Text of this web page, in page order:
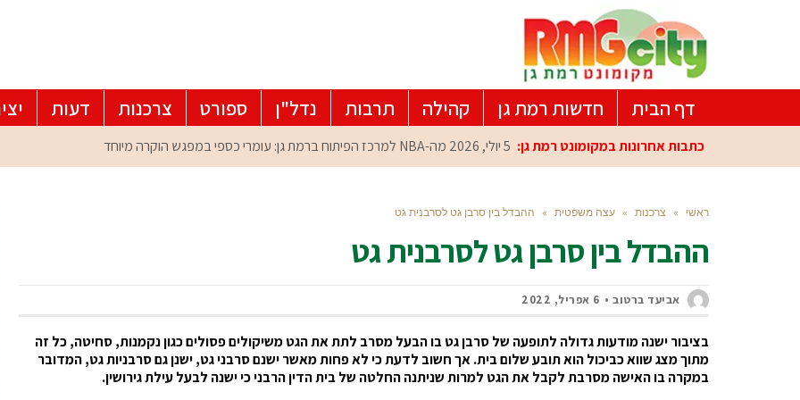
דף הבית חדשות רמת גן קהילה תרבות נדל"ן ספורט צרכנות דעות
כתבות אחרונות במקומונט רמת גן: 5 יולי, 2026 מה-NBA למרכז הפיתוח ברמת גן: עומרי כספי במפגש הוקרה מיוחד
ראשי » צרכנות » עצה משפטית » ההבדל בין סרבן גט לסרבנית גט
ההבדל בין סרבן גט לסרבנית גט
אביעד ברטוב 6 אפריל, 2022
בציבור ישנה מודעות גדולה לתופעה של סרבן גט בו הבעל מסרב לתת את הגט משיקולים פסולים כגון נקמנות, סחיטה, כל זה
מתוך מצג שווא כביכול הוא תובע שלום בית. אך חשוב לדעת כי לא פחות מאשר ישנם סרבני גט, ישנן גם סרבניות גט, המדובר
במקרה בו האישה מסרבת לקבל את הגט למרות שניתנה החלטה של בית הדין הרבני כי ישנה לבעל עילת גירושין.